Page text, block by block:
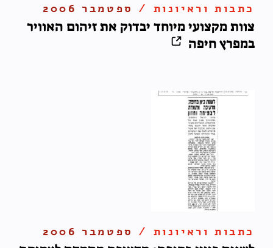
כתבות וראיונות / ספטמבר 2006
צוות מקצועי מיוחד יבדוק את זיהום האוויר
במפרץ חיפה
כתבות וראיונות / ספטמבר 2006